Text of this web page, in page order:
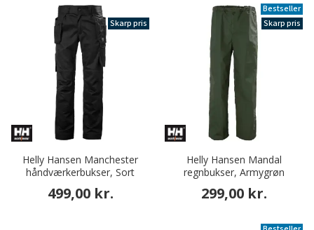
Skarp pris
Helly Hansen Manchester
håndværkerbukser, Sort
499,00 kr.
Bestseller
Skarp pris
Helly Hansen Mandal
regnbukser, Armygrøn
299,00 kr.